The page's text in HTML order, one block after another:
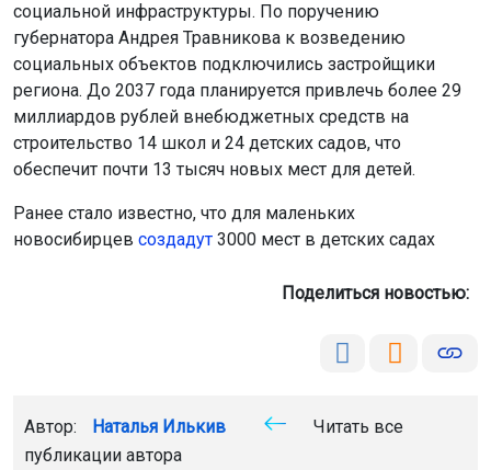
социальной инфраструктуры. По поручению
губернатора Андрея Травникова к возведению
социальных объектов подключились застройщики
региона. До 2037 года планируется привлечь более 29
миллиардов рублей внебюджетных средств на
строительство 14 школ и 24 детских садов, что
обеспечит почти 13 тысяч новых мест для детей.
Ранее стало известно, что для маленьких
новосибирцев создадут 3000 мест в детских садах
Поделиться новостью:
Автор: Наталья Илькив
Читать все
публикации автора